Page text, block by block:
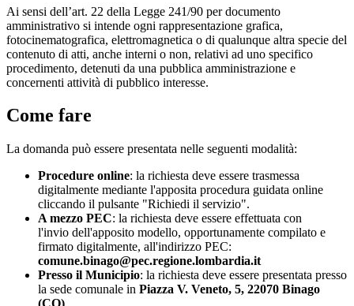
Ai sensi dell’art. 22 della Legge 241/90 per documento
amministrativo si intende ogni rappresentazione grafica,
fotocinematografica, elettromagnetica o di qualunque altra specie del
contenuto di atti, anche interni o non, relativi ad uno specifico
procedimento, detenuti da una pubblica amministrazione e
concernenti attività di pubblico interesse.
Come fare
La domanda può essere presentata nelle seguenti modalità:
Procedure online: la richiesta deve essere trasmessa
digitalmente mediante l'apposita procedura guidata online
cliccando il pulsante "Richiedi il servizio".
A mezzo PEC: la richiesta deve essere effettuata con
l'invio dell'apposito modello, opportunamente compilato e
firmato digitalmente, all'indirizzo PEC:
comune.binago@pec.regione.lombardia.it
Presso il Municipio: la richiesta deve essere presentata presso
la sede comunale in Piazza V. Veneto, 5, 22070 Binago